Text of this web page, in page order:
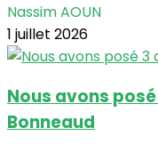
Nassim AOUN
1 juillet 2026
Nous avons
Bonneaud